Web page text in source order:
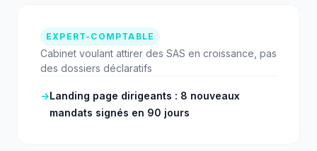
EXPERT-COMPTABLE
Cabinet voulant attirer des SAS en croissance, pas
des dossiers déclaratifs
→Landing page dirigeants : 8 nouveaux
mandats signés en 90 jours